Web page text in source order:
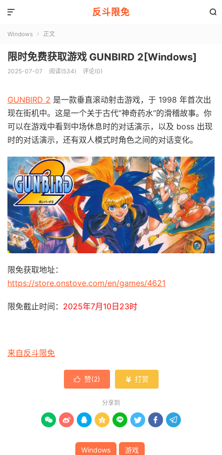
反斗限免 

Windows  正文
限时免费获取游戏 GUNBIRD 2[Windows]
2025-07-07 阅读(534) 评论(0)
GUNBIRD 2 是一款垂直滚动射击游戏，于 1998 年首次出
现在街机中。这是一个关于古代“神奇药水”的滑稽故事。你
可以在游戏中看到中场休息时的对话演示，以及 boss 出现
时的对话演示，还有双人模式时角色之间的对话变化。
限免获取地址：
https://store.onstove.com/en/games/4621
限免截止时间： 2025年7月10日23时
来自反斗限免
 赞(2)  打赏
分享到
       
Windows 游戏